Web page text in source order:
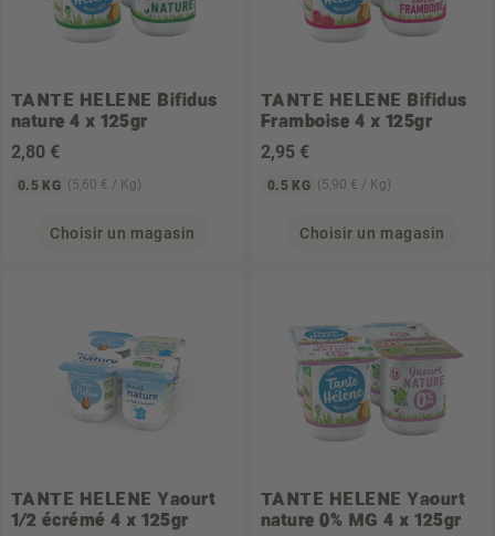
TANTE HELENE Bifidus
nature 4 x 125gr
2,80 €
0.5 KG (5,60 € / Kg)
Choisir un magasin
TANTE HELENE Bifidus
Framboise 4 x 125gr
2,95 €
0.5 KG (5,90 € / Kg)
Choisir un magasin
TANTE HELENE Yaourt
1/2 écrémé 4 x 125gr
TANTE HELENE Yaourt
nature 0% MG 4 x 125gr